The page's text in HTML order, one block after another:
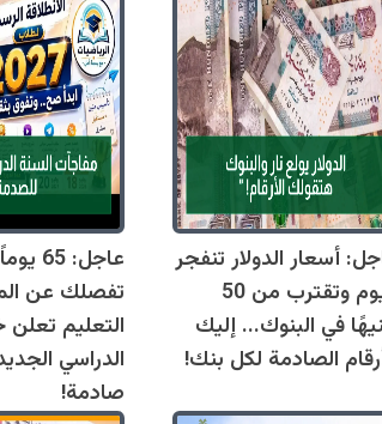
أسعار الدولار تنفجر
اليوم وتقترب من 50
في البنوك... إليك
الصادمة لكل بنك!
عاجل:
تفصلك عن
التعليم تعلن
الدراسي
صادمة!